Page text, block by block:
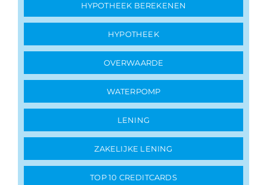
HYPOTHEEK BEREKENEN
HYPOTHEEK
OVERWAARDE
WATERPOMP
LENING
ZAKELIJKE LENING
TOP 10 CREDITCARDS